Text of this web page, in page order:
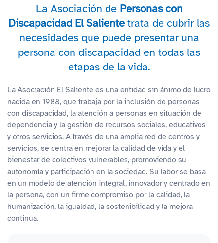
La Asociación de Personas con
Discapacidad El Salientetrata de cubrir las
necesidades que puede presentar una
persona con discapacidad en todas las
etapas de la vida.
La Asociación El Saliente es una entidad sin ánimo de lucro
nacida en 1988, que trabaja por la inclusión de personas
con discapacidad, la atención a personas en situación de
dependencia y la gestión de recursos sociales, educativos
y otros servicios. A través de una amplia red de centros y
servicios, se centra en mejorar la calidad de vida y el
bienestar de colectivos vulnerables, promoviendo su
autonomía y participación en la sociedad. Su labor se basa
en un modelo de atención integral, innovador y centrado en
la persona, con un firme compromiso por la calidad, la
humanización, la igualdad, la sostenibilidad y la mejora
continua.